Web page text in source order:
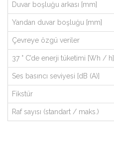
Duvar boşluğu arkası [mm]
Yandan duvar boşluğu [mm]
Çevreye özgü veriler
37 ° C’de enerji tüketimi [Wh / h]
Ses basıncı seviyesi [dB (A)]
Fikstür
Raf sayısı (standart / maks.)